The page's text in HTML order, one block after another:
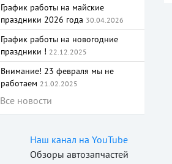
График работы на майские
праздники 2026 года 30.04.2026
График работы на новогодние
праздники ! 22.12.2025
Внимание! 23 февраля мы не
работаем 21.02.2025
Все новости
Наш канал на YouTube
Обзоры автозапчастей